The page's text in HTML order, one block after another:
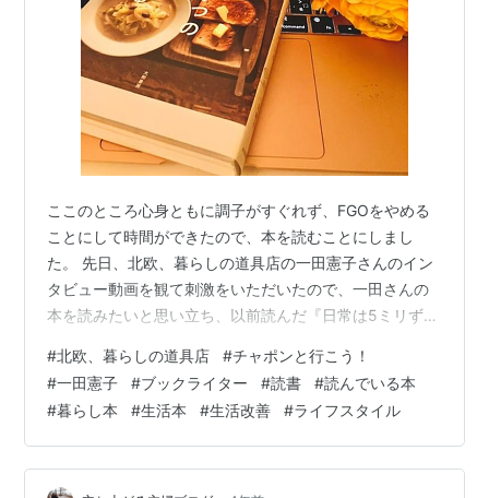
ここのところ心身ともに調子がすぐれず、FGOをやめる
ことにして時間ができたので、本を読むことにしまし
た。 先日、北欧、暮らしの道具店の一田憲子さんのイン
タビュー動画を観て刺激をいただいたので、一田さんの
本を読みたいと思い立ち、以前読んだ『日常は5ミリずつ
ずつの成長でできている 作者:一田 憲子 大和書房
Amazon 初読の時にも感じ入るところが多々あったので
すが、今回読んでみて、一田さんがこれまでひたむきに
執筆活動に励んできておられることに改めて感銘を受
け、私自身、ブックライターでもあるので、改めて文章
#北欧、暮らしの道具店 #チャポンと行こう！
#一田憲子 #ブックライター #読書 #読んでいる本
#暮らし本 #生活本 #生活改善 #ライフスタイル